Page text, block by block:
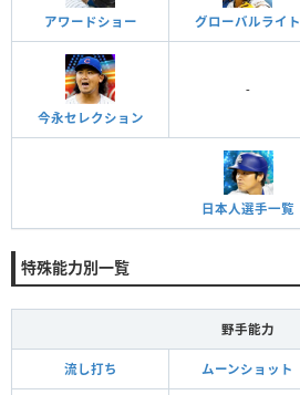
アワードショー グローバルライト
今永セレクション
-
日本人選手一覧
特殊能力別一覧
野手能力
流し打ち ムーンショット